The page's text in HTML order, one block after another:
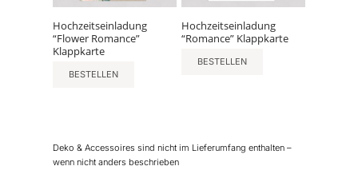
Hochzeitseinladung
“Flower Romance”
Klappkarte
BESTELLEN
Hochzeitseinladung
“Romance” Klappkarte
BESTELLEN
Deko & Accessoires sind nicht im Lieferumfang enthalten –
wenn nicht anders beschrieben